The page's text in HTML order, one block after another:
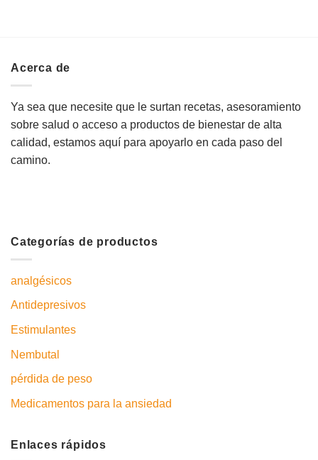
Acerca de
Ya sea que necesite que le surtan recetas, asesoramiento
sobre salud o acceso a productos de bienestar de alta
calidad, estamos aquí para apoyarlo en cada paso del
camino.
Categorías de productos
analgésicos
Antidepresivos
Estimulantes
Nembutal
pérdida de peso
Medicamentos para la ansiedad
Enlaces rápidos